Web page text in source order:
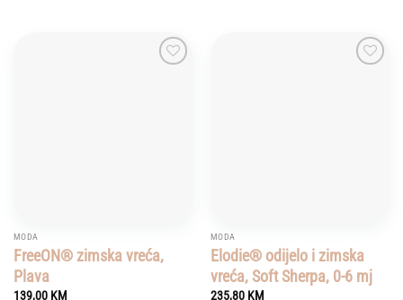
MODA
FreeON® zimska vreća,
Plava
139,00 KM
MODA
Elodie® odijelo i zimska
vreća, Soft Sherpa, 0-6 mj
235,80 KM